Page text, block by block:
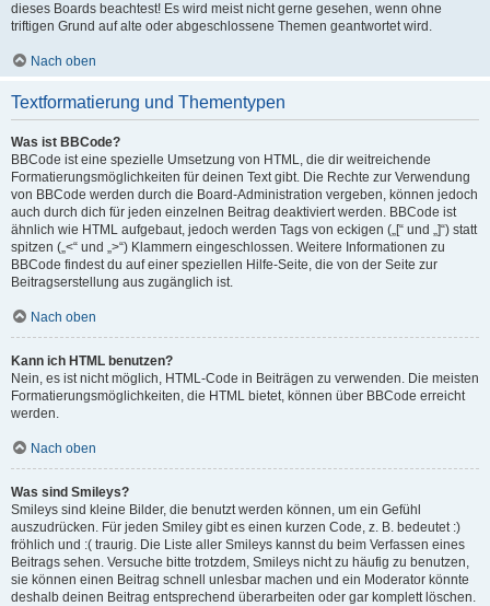
dieses Boards beachtest! Es wird meist nicht gerne gesehen, wenn ohne
triftigen Grund auf alte oder abgeschlossene Themen geantwortet wird.
Nach oben
Textformatierung und Thementypen
Was ist BBCode?
BBCode ist eine spezielle Umsetzung von HTML, die dir weitreichende
Formatierungsmöglichkeiten für deinen Text gibt. Die Rechte zur Verwendung
von BBCode werden durch die Board-Administration vergeben, können jedoch
auch durch dich für jeden einzelnen Beitrag deaktiviert werden. BBCode ist
ähnlich wie HTML aufgebaut, jedoch werden Tags von eckigen („[“ und „]“) statt
spitzen („<“ und „>“) Klammern eingeschlossen. Weitere Informationen zu
BBCode findest du auf einer speziellen Hilfe-Seite, die von der Seite zur
Beitragserstellung aus zugänglich ist.
Nach oben
Kann ich HTML benutzen?
Nein, es ist nicht möglich, HTML-Code in Beiträgen zu verwenden. Die meisten
Formatierungsmöglichkeiten, die HTML bietet, können über BBCode erreicht
werden.
Nach oben
Was sind Smileys?
Smileys sind kleine Bilder, die benutzt werden können, um ein Gefühl
auszudrücken. Für jeden Smiley gibt es einen kurzen Code, z. B. bedeutet :)
fröhlich und :( traurig. Die Liste aller Smileys kannst du beim Verfassen eines
Beitrags sehen. Versuche bitte trotzdem, Smileys nicht zu häufig zu benutzen,
sie können einen Beitrag schnell unlesbar machen und ein Moderator könnte
deshalb deinen Beitrag entsprechend überarbeiten oder gar komplett löschen.